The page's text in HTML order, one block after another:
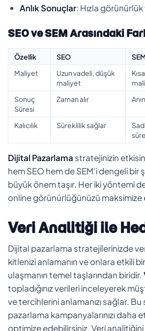
Anlık Sonuçlar: Hızla
SEO ve SEM Arasındaki
Özellik SEO
Maliyet
Uzun vadeli, düşük
maliyet
Sonuç
Süresi
Zaman alır
Kalıcılık Süreklilik sağlar
Dijital Pazarlama stratejinizin
hem SEO hem de SEM’i dengeli bir
büyük önem taşır. Her iki yöntemi
online görünürlüğünüzü maksimize
Veri Analitiği ile
Dijital pazarlama stratejilerinizde
kitlenizi anlamanın ve onlara etkili
ulaşmanın temel taşlarından biridir.
topladığınız verileri inceleyerek
ve tercihlerini anlamanızı sağlar.
pazarlama kampanyalarınızı daha
optimize edebilirsiniz. Veri